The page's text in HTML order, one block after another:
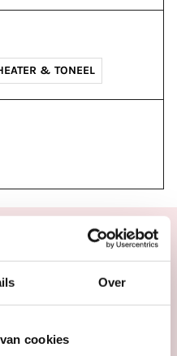
Over
cookies
& TONEEL